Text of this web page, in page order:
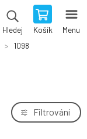
Hledej Košík Menu
1098
Filtrování